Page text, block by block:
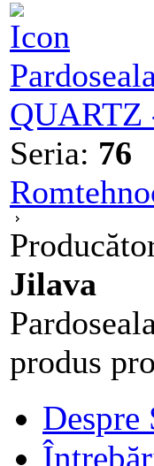
QUARTZ
Seria: 76
Jilava
produs
Despre